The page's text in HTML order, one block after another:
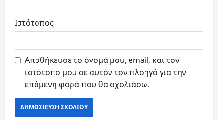
Ιστότοπος
Αποθήκευσε το όνομά μου, email, και τον
ιστότοπο μου σε αυτόν τον πλοηγό για την
επόμενη φορά που θα σχολιάσω.